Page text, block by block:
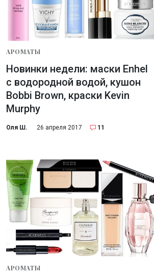
АРОМАТЫ
Новинки недели: маски Enhel
с водородной водой, кушон
Bobbi Brown, краски Kevin
Murphy
Оля Ш. 26 апреля 2017 11
АРОМАТЫ